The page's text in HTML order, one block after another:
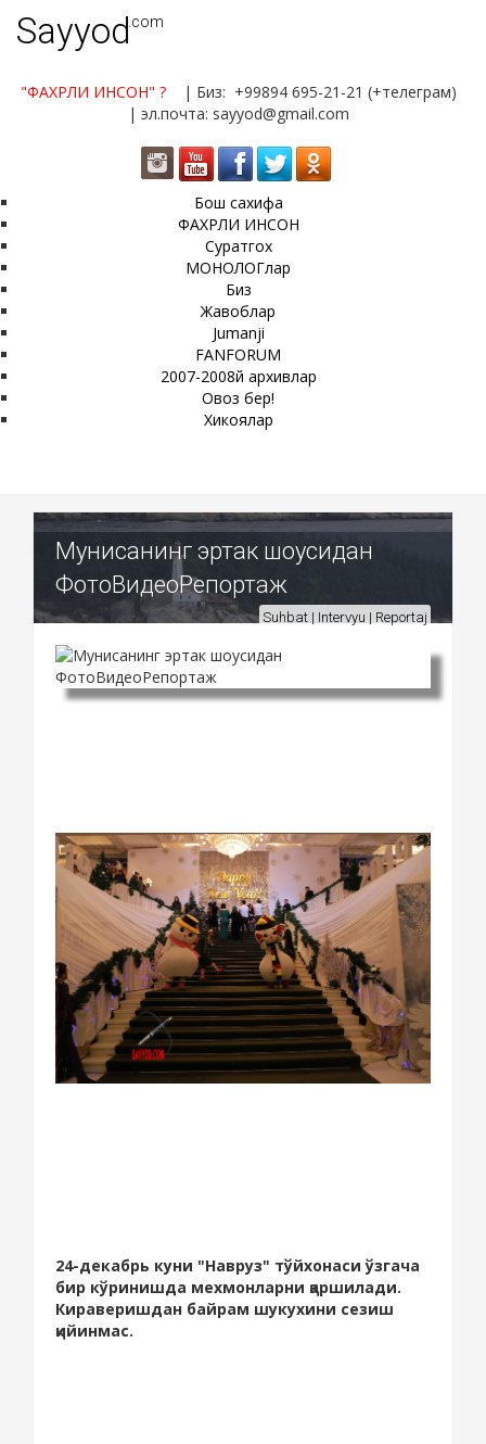
Sayyod.com
"ФАХРЛИ ИНСОН" ?
| Биз: +99894 695-21-21 (+телеграм)
| эл.почта: sayyod@gmail.com
Бош сахифа
ФАХРЛИ ИНСОН
Суратгох
МОНОЛОГлар
Биз
Жавоблар
Jumanji
FANFORUM
2007-2008й архивлар
Овоз бер!
Хикоялар
Мунисанинг эртак шоусидан
ФотоВидеоРепортаж
Suhbat | Intervyu | Reportaj
24-декабрь куни "Навруз" тўйхонаси ўзгача
бир кўринишда мехмонларни қаршилади.
Кираверишдан байрам шукухини сезиш
қийинмас.